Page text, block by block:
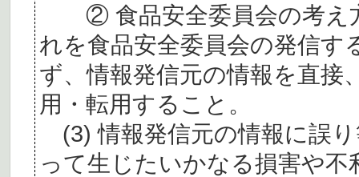
② 食品安全委員会の考え
れを食品安全委員会の発信す
ず、情報発信元の情報を直接
用・転用すること。
(3) 情報発信元の情報に誤
って生じたいかなる損害や